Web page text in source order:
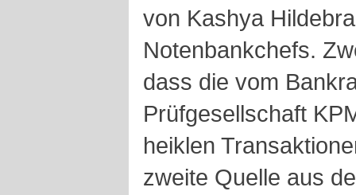
von Kashya
Notenbankchefs.
dass die vom
Prüfgesellschaft
heiklen
zweite Quelle aus